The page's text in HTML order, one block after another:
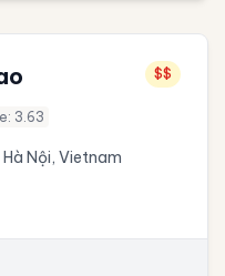
$$
3.63
Nội, Vietnam